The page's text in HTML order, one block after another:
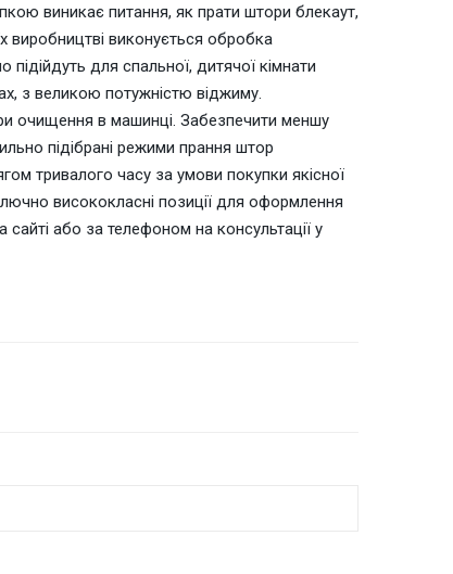
виникає питання, як прати штори блекаут,
виробництві виконується обробка
для спальної, дитячої кімнати
з великою потужністю віджиму.
очищення в машинці. Забезпечити меншу
підібрані режими прання штор
тривалого часу за умови покупки якісної
висококласні позиції для оформлення
або за телефоном на консультації у